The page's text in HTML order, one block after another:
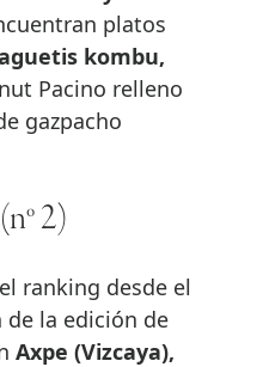
platos
kombu,
Pacino relleno
gazpacho
2)
ranking desde el
la edición de
Axpe (Vizcaya),